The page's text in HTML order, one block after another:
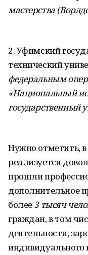
мастерства
2. Уфимский
технический
федеральным
«Национальный
государственный
Нужно отметить,
реализуется
прошли
дополнительное
более3 тысяч
граждан, в том
деятельности,